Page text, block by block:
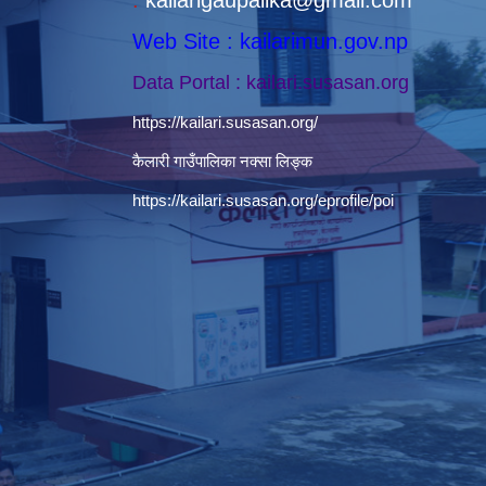
Web Site : kailarimun.gov.np
Data Portal : kailari.susasan.org
https://kailari.susasan.org/
कैलारी गाउँपालिका नक्सा लिङ्क
https://kailari.susasan.org/eprofile/poi